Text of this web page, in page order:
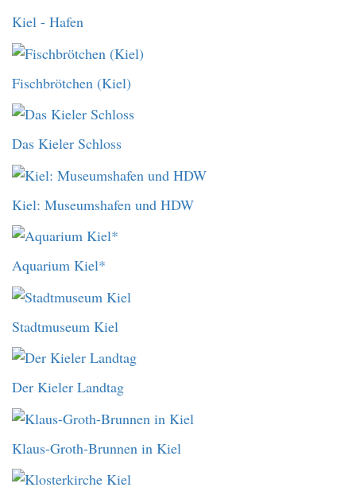
Kiel - Hafen
Fischbrötchen (Kiel)
Das Kieler Schloss
Kiel: Museumshafen und HDW
Aquarium Kiel*
Stadtmuseum Kiel
Der Kieler Landtag
Klaus-Groth-Brunnen in Kiel